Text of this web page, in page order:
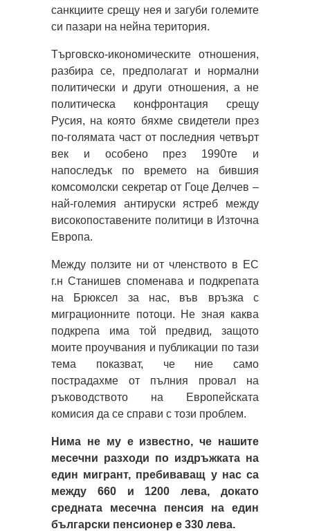
санкциите срещу нея и загуби големите
си пазари на нейна територия.
Търговско-икономическите отношения,
разбира се, предполагат и нормални
политически и други отношения, а не
политическа конфронтация срещу
Русия, на която бяхме свидетели през
по-голямата част от последния четвърт
век и особено през 1990те и
напоследък по времето на бившия
комсомолски секретар от Гоце Делчев –
най-големия антируски ястреб между
високопоставените политици в Източна
Европа.
Между ползите ни от членството в ЕС
г.н Станишев споменава и подкрепата
на Брюксел за нас, във връзка с
миграционните потоци. Не зная каква
подкрепа има той предвид, защото
моите проучвания и публикации по тази
тема показват, че ние само
пострадахме от пълния провал на
ръководството на Европейската
комисия да се справи с този проблем.
Нима не му е известно, че нашите
месечни разходи по издръжката на
един мигрант, пребиваващ у нас са
между 660 и 1200 лева, докато
средната месечна пенсия на един
български пенсионер е 330 лева.